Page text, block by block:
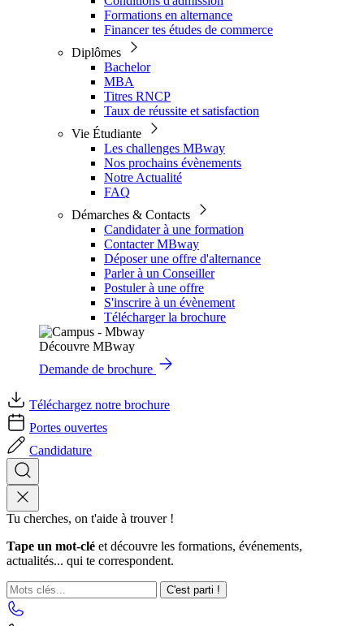
Formations en alternance
Financer tes études de commerce
Diplômes
Bachelor
MBA
Titres RNCP
Taux de réussite et satisfaction
Vie Étudiante
Les challenges MBway
Nos prochains évènements
Notre Actualité
FAQ
Démarches & Contacts
Candidater à une formation
Contacter MBway
Déposer une offre d'alternance
Parler à un Conseiller
Postuler à une offre
S'inscrire à un évènement
Télécharger la brochure
Découvre MBway
Demande de brochure
Téléchargez notre brochure
Portes ouvertes
Candidature
Tu cherches, on t'aide à trouver !
Tape un mot-clé et découvre les formations, événements,
actualités... qui te correspondent.
C'est parti !